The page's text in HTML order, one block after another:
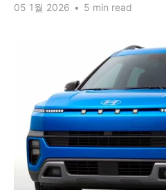
05 1월 2026 • 5 min read